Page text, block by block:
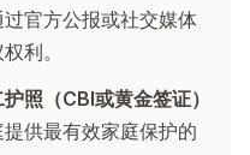
官方公报或社交媒体
利。
照（CBI或黄金签证）
供最有效家庭保护的